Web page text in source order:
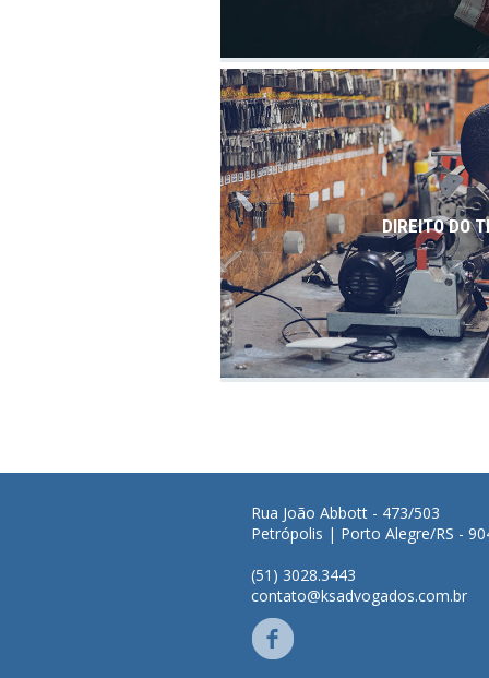
DIREITO DO
Rua João Abbott - 473/503
Petrópolis | Porto Alegre/RS -
(51) 3028.3443
contato@ksadvogados.com.br